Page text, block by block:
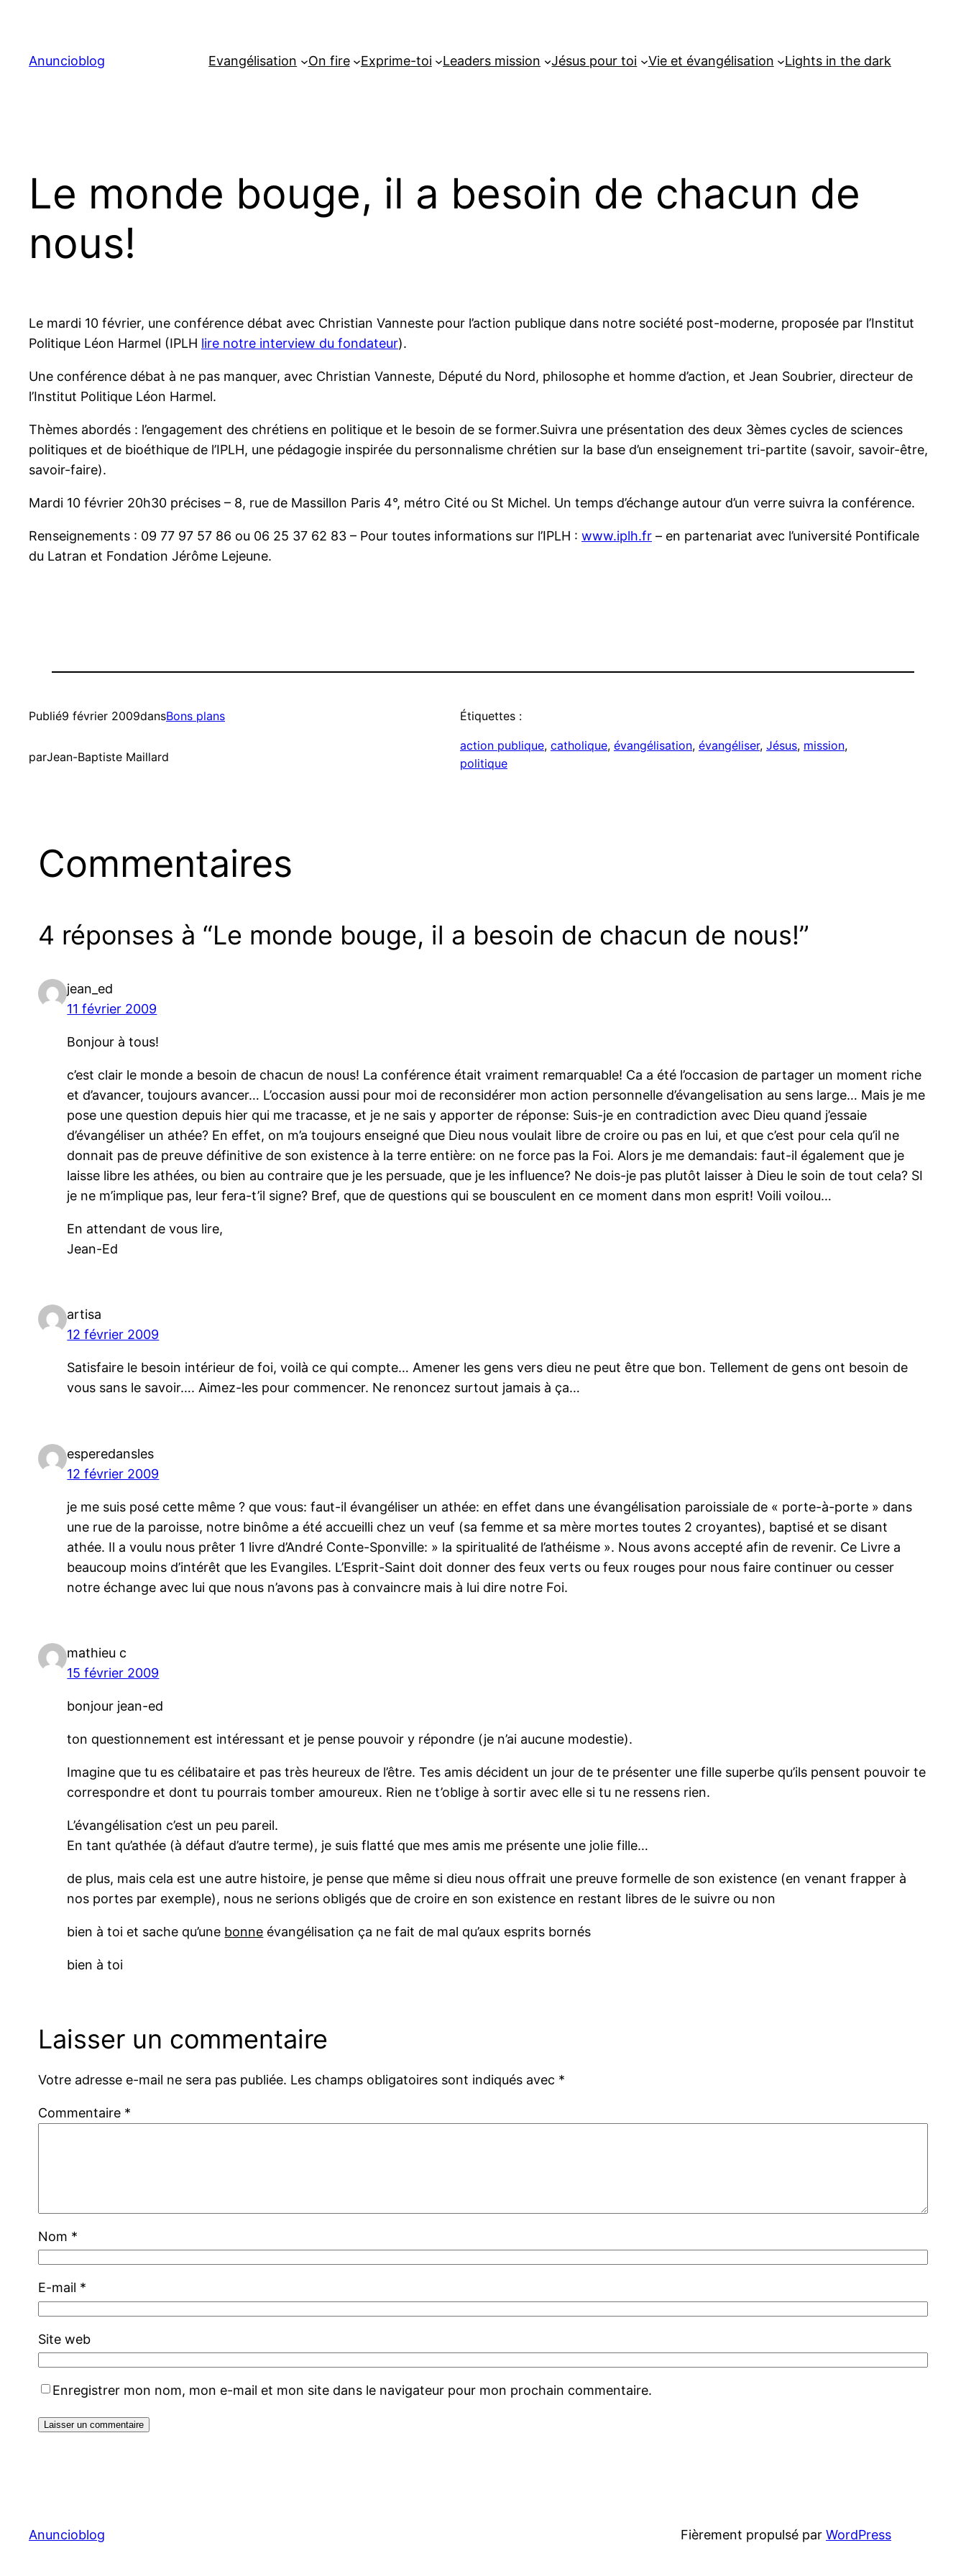
contenu
Anuncioblog Evangélisation On fire Exprime-toi Leaders mission Jésus pour toi Vie et évangélisation Lights in the dark
Le monde bouge, il a besoin de chacun de
nous!
Le mardi 10 février, une conférence débat avec Christian Vanneste pour l’action publique dans notre société post-moderne, proposée par l’Institut
Politique Léon Harmel (IPLH lire notre interview du fondateur).
Une conférence débat à ne pas manquer, avec Christian Vanneste, Député du Nord, philosophe et homme d’action, et Jean Soubrier, directeur de
l’Institut Politique Léon Harmel.
Thèmes abordés : l’engagement des chrétiens en politique et le besoin de se former.Suivra une présentation des deux 3èmes cycles de sciences
politiques et de bioéthique de l’IPLH, une pédagogie inspirée du personnalisme chrétien sur la base d’un enseignement tri-partite (savoir, savoir-être,
savoir-faire).
Mardi 10 février 20h30 précises – 8, rue de Massillon Paris 4°, métro Cité ou St Michel. Un temps d’échange autour d’un verre suivra la conférence.
Renseignements : 09 77 97 57 86 ou 06 25 37 62 83 – Pour toutes informations sur l’IPLH : www.iplh.fr – en partenariat avec l’université Pontificale
du Latran et Fondation Jérôme Lejeune.
Publié9 février 2009dansBons plans
parJean-Baptiste Maillard
Étiquettes :
action publique, catholique, évangélisation, évangéliser, Jésus, mission
politique
Commentaires
4 réponses à “Le monde bouge, il a besoin de chacun de nous!”
jean_ed
11 février 2009
Bonjour à tous!
c’est clair le monde a besoin de chacun de nous! La conférence était vraiment remarquable! Ca a été l’occasion de partager un moment riche
et d’avancer, toujours avancer… L’occasion aussi pour moi de reconsidérer mon action personnelle d’évangelisation au sens large… Mais je me
pose une question depuis hier qui me tracasse, et je ne sais y apporter de réponse: Suis-je en contradiction avec Dieu quand j’essaie
d’évangéliser un athée? En effet, on m’a toujours enseigné que Dieu nous voulait libre de croire ou pas en lui, et que c’est pour cela qu’il ne
donnait pas de preuve définitive de son existence à la terre entière: on ne force pas la Foi. Alors je me demandais: faut-il également que je
laisse libre les athées, ou bien au contraire que je les persuade, que je les influence? Ne dois-je pas plutôt laisser à Dieu le soin de tout cela? SI
je ne m’implique pas, leur fera-t’il signe? Bref, que de questions qui se bousculent en ce moment dans mon esprit! Voili voilou…
En attendant de vous lire,
Jean-Ed
artisa
12 février 2009
Satisfaire le besoin intérieur de foi, voilà ce qui compte… Amener les gens vers dieu ne peut être que bon. Tellement de gens ont besoin de
vous sans le savoir…. Aimez-les pour commencer. Ne renoncez surtout jamais à ça…
esperedansles
12 février 2009
je me suis posé cette même ? que vous: faut-il évangéliser un athée: en effet dans une évangélisation paroissiale de « porte-à-porte » dans
une rue de la paroisse, notre binôme a été accueilli chez un veuf (sa femme et sa mère mortes toutes 2 croyantes), baptisé et se disant
athée. Il a voulu nous prêter 1 livre d’André Conte-Sponville: » la spiritualité de l’athéisme ». Nous avons accepté afin de revenir. Ce Livre a
beaucoup moins d’intérêt que les Evangiles. L’Esprit-Saint doit donner des feux verts ou feux rouges pour nous faire continuer ou cesser
notre échange avec lui que nous n’avons pas à convaincre mais à lui dire notre Foi.
mathieu c
15 février 2009
bonjour jean-ed
ton questionnement est intéressant et je pense pouvoir y répondre (je n’ai aucune modestie).
Imagine que tu es célibataire et pas très heureux de l’être. Tes amis décident un jour de te présenter une fille superbe qu’ils pensent pouvoir te
correspondre et dont tu pourrais tomber amoureux. Rien ne t’oblige à sortir avec elle si tu ne ressens rien.
L’évangélisation c’est un peu pareil.
En tant qu’athée (à défaut d’autre terme), je suis flatté que mes amis me présente une jolie fille…
de plus, mais cela est une autre histoire, je pense que même si dieu nous offrait une preuve formelle de son existence (en venant frapper à
nos portes par exemple), nous ne serions obligés que de croire en son existence en restant libres de le suivre ou non
bien à toi et sache qu’une bonne évangélisation ça ne fait de mal qu’aux esprits bornés
bien à toi
Laisser un commentaire
Votre adresse e-mail ne sera pas publiée. Les champs obligatoires sont indiqués avec *
Commentaire *
Nom *
E-mail *
Site web
Enregistrer mon nom, mon e-mail et mon site dans le navigateur pour mon prochain commentaire.
Anuncioblog Fièrement propulsé par WordPress